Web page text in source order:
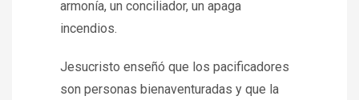
armonía, un conciliador, un apaga
incendios.
Jesucristo enseñó que los pacificadores
son personas bienaventuradas y que la